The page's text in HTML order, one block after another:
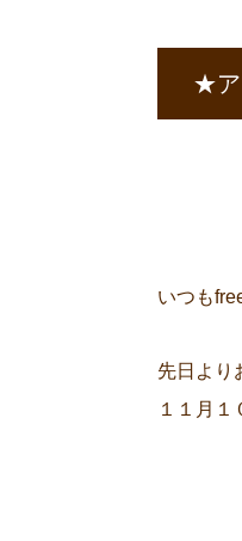
★ア
いつも
先日より
１１月１